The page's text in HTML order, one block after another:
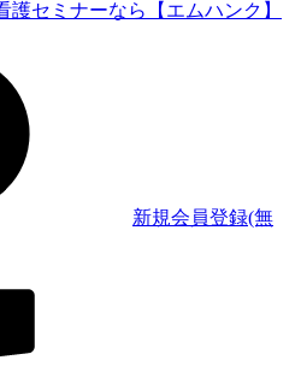
新規会員登録(無